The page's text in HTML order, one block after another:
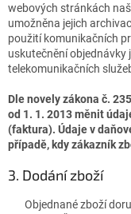
webových stránkách
umožněna jejich
použití komunikačních
uskutečnění objednávky
telekomunikačních
Dle novely zákona č.
od 1. 1. 2013 měnit
(faktura). Údaje v
případě, kdy zákazník
3. Dodání zboží
Objednané zboží